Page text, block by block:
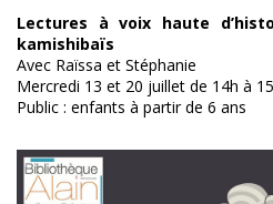
Lectures à voix haute
kamishibaïs
Avec Raïssa et Stéphanie
Mercredi 13 et 20 juillet de 14h à
Public : enfants à partir de 6 ans